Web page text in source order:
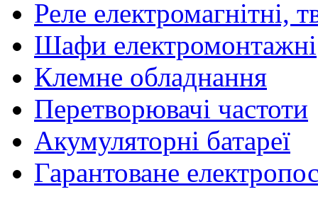
Реле електромагнітні,
Шафи електромонтажні
Клемне обладнання
Перетворювачі частоти
Акумуляторні батареї
Гарантоване